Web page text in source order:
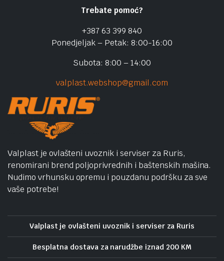
Trebate pomoć?
+387 63 399 840
Ponedjeljak – Petak: 8:00-16:00
Subota: 8:00 – 14:00
valplast.webshop@gmail.com
Valplast je ovlašteni uvoznik i serviser za Ruris,
renomirani brend poljoprivrednih i baštenskih mašina.
Nudimo vrhunsku opremu i pouzdanu podršku za sve
vaše potrebe!
Valplast je ovlašteni uvoznik i serviser za Ruris
Besplatna dostava za narudžbe iznad 200 KM